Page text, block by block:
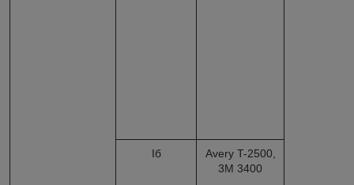
Iб
Avery T-2500,
3M 3400